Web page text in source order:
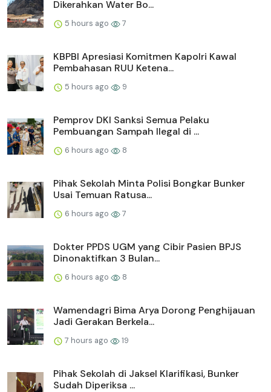
Dikerahkan Water Bo...
5 hours ago 7
KBPBI Apresiasi Komitmen Kapolri Kawal
Pembahasan RUU Ketena...
5 hours ago 9
Pemprov DKI Sanksi Semua Pelaku
Pembuangan Sampah Ilegal di ...
6 hours ago 8
Pihak Sekolah Minta Polisi Bongkar Bunker
Usai Temuan Ratusa...
6 hours ago 7
Dokter PPDS UGM yang Cibir Pasien BPJS
Dinonaktifkan 3 Bulan...
6 hours ago 8
Wamendagri Bima Arya Dorong Penghijauan
Jadi Gerakan Berkela...
7 hours ago 19
Pihak Sekolah di Jaksel Klarifikasi, Bunker
Sudah Diperiksa ...